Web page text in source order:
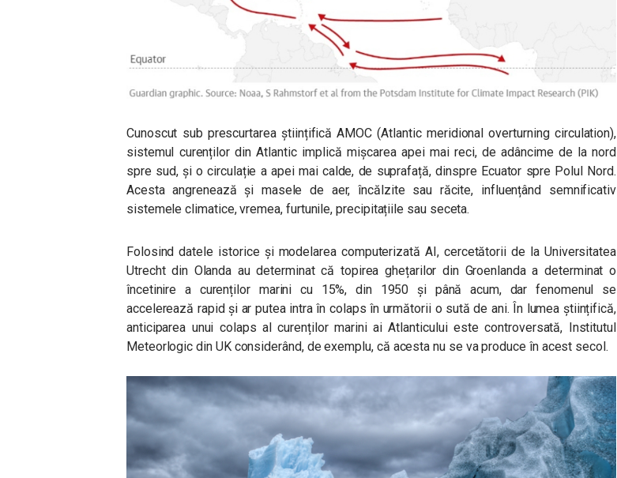
Cunoscut sub prescurtarea științifică AMOC (Atlantic meridional overturning circulation),
sistemul curenților din Atlantic implică mișcarea apei mai reci, de adâncime de la nord
spre sud, și o circulație a apei mai calde, de suprafață, dinspre Ecuator spre Polul Nord.
Acesta angrenează și masele de aer, încălzite sau răcite, influențând semnificativ
sistemele climatice, vremea, furtunile, precipitațiile sau seceta.
Folosind datele istorice și modelarea computerizată AI, cercetătorii de la Universitatea
Utrecht din Olanda au determinat că topirea ghețarilor din Groenlanda a determinat o
încetinire a curenților marini cu 15%, din 1950 și până acum, dar fenomenul se
accelerează rapid și ar putea intra în colaps în următorii o sută de ani. În lumea științifică,
anticiparea unui colaps al curenților marini ai Atlanticului este controversată, Institutul
Meteorlogic din UK considerând, de exemplu, că acesta nu se va produce în acest secol.